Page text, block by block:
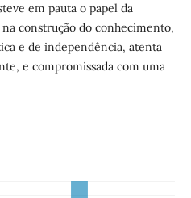
em pauta o papel da
construção do conhecimento,
e de independência, atenta
e compromissada com uma